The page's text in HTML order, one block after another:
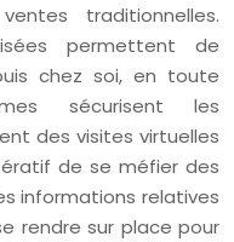
traditionnelles.
permettent de
chez soi, en toute
sécurisent les
des visites virtuelles
de se méfier des
informations relatives
rendre sur place pour